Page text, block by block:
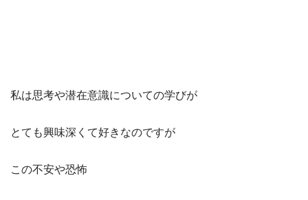
私は思考や潜在意識についての学びが
とても興味深くて好きなのですが
この不安や恐怖